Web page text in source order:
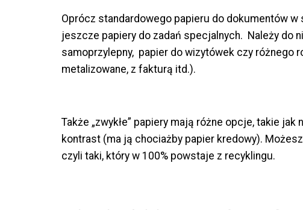
Oprócz standardowego papieru do dokumentów
jeszcze papiery do zadań specjalnych. Należy do
samoprzylepny, papier do wizytówek czy różnego
metalizowane, z fakturą itd.).
Także „zwykłe” papiery mają różne opcje, takie
kontrast (ma ją chociażby papier kredowy).
czyli taki, który w 100% powstaje z recyklingu.